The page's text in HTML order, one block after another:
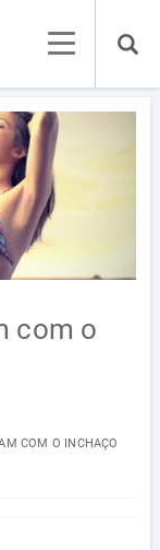
com o
COM O INCHAÇO